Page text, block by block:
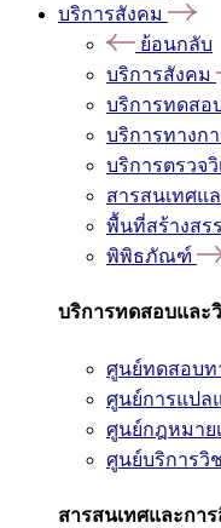
บริการสังคม
ย้อนกลับ
บริการสังคม
บริการทดสอ
บริการทางก
บริการตรวจ
สารสนเทศแ
พื้นที่สร้างสร
พิพิธภัณฑ์
บริการทดสอบและ
ศูนย์ทดสอบท
ศูนย์การแปล
ศูนย์กฎหมาย
ศูนย์บริการวิ
สารสนเทศและกา